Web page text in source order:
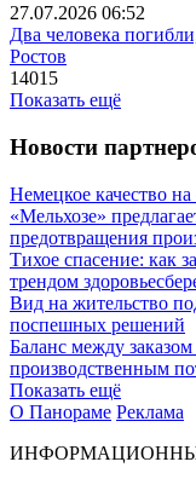
27.07.2026 06:52
Два человека
Ростов
14015
Показать ещё
Новости
Немецкое качество
«Мельхозе»
предотвращения
Тихое спасение: как
трендом
Вид на жительство
поспешных решений
Баланс между
производственным
Показать ещё
О Панораме Реклама